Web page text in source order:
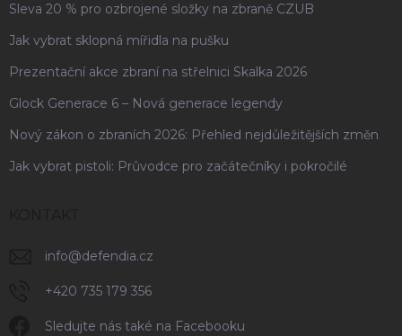
Sleva 20 % pro ozbrojené složky na zbraně CZUB
Jak vybrat sklopná mířidla na pušku
Prezentační akce zbraní na střelnici Skalka 2026
Glock Generace 6 – Nová generace legendy
Nový zákon o zbraních 2026: Přehled nejdůležitějších změn
Jak vybrat pistoli: Průvodce pro začátečníky i pokročilé
info@defendia.cz
+420 735 179 356
Sledujte nás také na Facebooku